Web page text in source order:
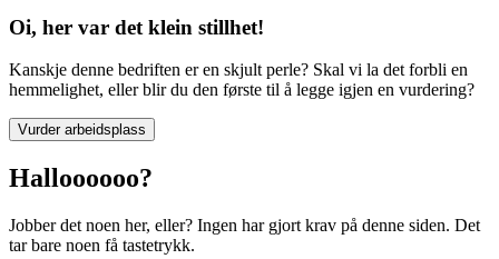
Oi, her var det klein stillhet!
Kanskje denne bedriften er en skjult perle? Skal vi la det forbli en
hemmelighet, eller blir du den første til å legge igjen en vurdering?
Vurder arbeidsplass
Halloooooo?
Jobber det noen her, eller? Ingen har gjort krav på denne siden. Det
tar bare noen få tastetrykk.